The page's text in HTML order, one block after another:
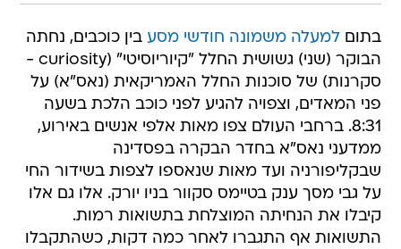
בתוםלמעלה משמונה חודשי מסע בין כוכבים, נחתה
הבוקר (שני) גשושית החלל "קיוריוסיטי" (curiosity -
סקרנות) של סוכנות החלל האמריקאית (נאס"א) על
פני המאדים, וצפויה להגיע לפני כוכב הלכת בשעה
8:31. ברחבי העולם צפו מאות אלפי אנשים באירוע,
ממדעני נאס"א בחדר הבקרה בפסדינה
שבקליפורניה ועד מאות שנאספו לצפות בשידור החי
על גבי מסך ענק בטיימס סקוור בניו יורק. אלו גם אלו
קיבלו את הנחיתה המוצלחת בתשואות רמות.
התשואות אף התגברו לאחר כמה דקות, כשהתקבלו